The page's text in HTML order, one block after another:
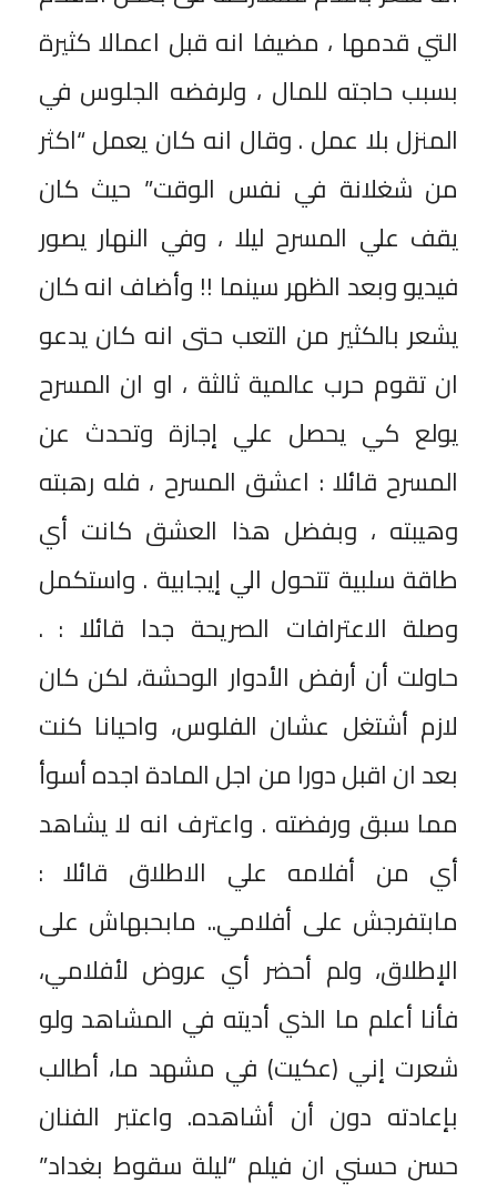
التي قدمها ، مضيفا انه قبل اعمالا كثيرة
بسبب حاجته للمال ، ولرفضه الجلوس في
المنزل بلا عمل . وقال انه كان يعمل “اكثر
من شغلانة في نفس الوقت” حيث كان
يقف علي المسرح ليلا ، وفي النهار يصور
فيديو وبعد الظهر سينما !! وأضاف انه كان
يشعر بالكثير من التعب حتى انه كان يدعو
ان تقوم حرب عالمية ثالثة ، او ان المسرح
يولع كي يحصل علي إجازة وتحدث عن
المسرح قائلا : اعشق المسرح ، فله رهبته
وهيبته ، وبفضل هذا العشق كانت أي
طاقة سلبية تتحول الي إيجابية . واستكمل
وصلة الاعترافات الصريحة جدا قائلا : .
حاولت أن أرفض الأدوار الوحشة، لكن كان
لازم أشتغل عشان الفلوس، واحيانا كنت
بعد ان اقبل دورا من اجل المادة اجده أسوأ
مما سبق ورفضته . واعترف انه لا يشاهد
أي من أفلامه علي الاطلاق قائلا :
مابتفرجش على أفلامي.. مابحبهاش على
الإطلاق، ولم أحضر أي عروض لأفلامي،
فأنا أعلم ما الذي أديته في المشاهد ولو
شعرت إني (عكيت) في مشهد ما، أطالب
بإعادته دون أن أشاهده. واعتبر الفنان
حسن حسني ان فيلم “ليلة سقوط بغداد”